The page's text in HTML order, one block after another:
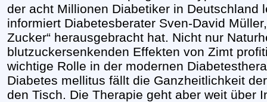
der acht Millionen Diabetiker in Deutschland
informiert Diabetesberater Sven-David
Zucker“ herausgebracht hat. Nicht nur
blutzuckersenkenden Effekten von Zimt
wichtige Rolle in der modernen
Diabetes mellitus fällt die Ganzheitlichkeit
den Tisch. Die Therapie geht aber weit über